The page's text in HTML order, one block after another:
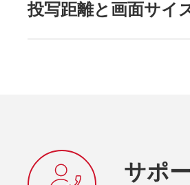
投写距離と画面サイ
サポ